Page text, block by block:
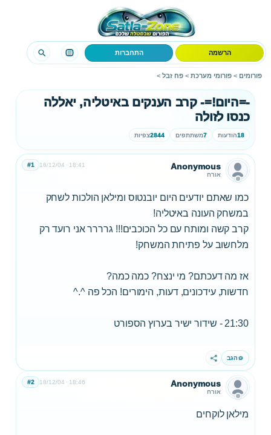
הרשמה התחברות
פורומים > פורומי מערכת > פח זבל >
-=היום!=- קרב הענקים באיטליה, יאללה
כנסו לזולה
18הודעות 7משתתפים 2844צפיות
Anonymous
אורח
18/12/04 18:41
#1
כמו שאתם יודעים היום יובנטוס ומילאן הולכות לשחק
במשחק העונה באיטליה!
קרב קשה ומותח עם כל הכוכבים!!! גרררר אני רועד רק
מלחשוב על פתיחת המשחק!
אז מה דעכתם? מי ינצח? כמה כמה?
חדשות, עידכונים, דעות, הימורים! הכל פה ^.^
21:30 - שידור ישיר בערוץ הספורט
הגב שתף
Anonymous
אורח
18/12/04 18:46
#2
מילאן לוקחים